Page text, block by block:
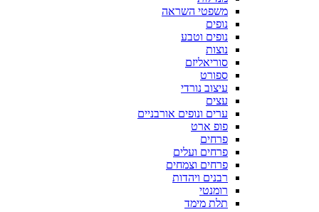
משפטי השראה
נופים
נופים וטבע
נוצות
סוריאליזם
ספורט
עיצוב נורדי
עצים
ערים ונופים אורבניים
פופ ארט
פרחים
פרחים ועלים
פרחים וצמחים
רבנים ויהדות
רומנטי
תלת מימד